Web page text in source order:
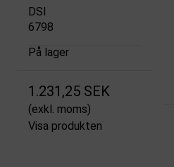
DSI
6798
På lager
1.231,25 SEK
(exkl. moms)
Visa produkten